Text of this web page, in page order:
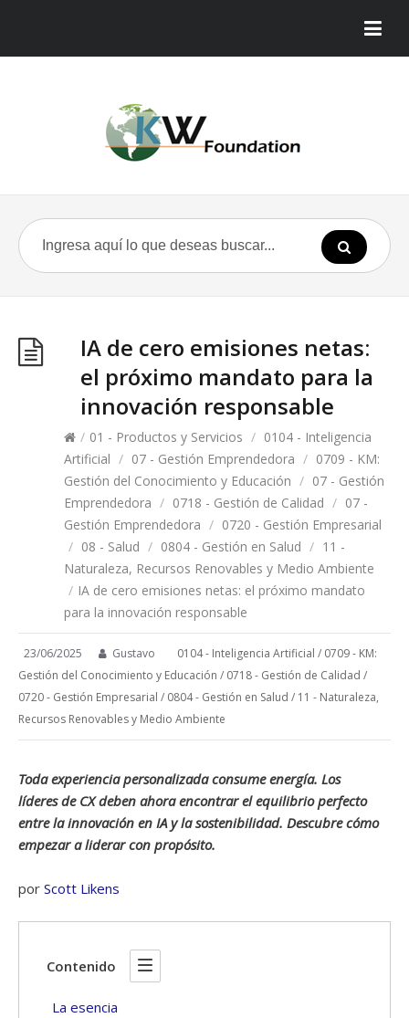
IA de cero emisiones netas:
el próximo mandato para la
innovación responsable
/ 01 - Productos y Servicios / 0104 - Inteligencia
Artificial / 07 - Gestión Emprendedora / 0709 - KM:
Gestión del Conocimiento y Educación / 07 - Gestión
Emprendedora / 0718 - Gestión de Calidad / 07 -
Gestión Emprendedora / 0720 - Gestión Empresarial
/ 08 - Salud / 0804 - Gestión en Salud / 11 -
Naturaleza, Recursos Renovables y Medio Ambiente
/ IA de cero emisiones netas: el próximo mandato
para la innovación responsable
23/06/2025 Gustavo 0104 - Inteligencia Artificial / 0709 - KM:
Gestión del Conocimiento y Educación / 0718 - Gestión de Calidad /
0720 - Gestión Empresarial / 0804 - Gestión en Salud / 11 - Naturaleza,
Recursos Renovables y Medio Ambiente
Toda experiencia personalizada consume energía. Los
líderes de CX deben ahora encontrar el equilibrio perfecto
entre la innovación en IA y la sostenibilidad. Descubre cómo
empezar a liderar con propósito.
por Scott Likens
Contenido
La esencia